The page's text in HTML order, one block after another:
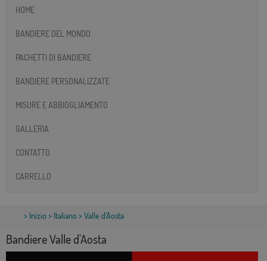
HOME
BANDIERE DEL MONDO
PACHETTI DI BANDIERE
BANDIERE PERSONALIZZATE
MISURE E ABBIGGLIAMENTO
GALLERIA
CONTATTO
CARRELLO
> Inizio > Italiano > Valle d'Aosta
Bandiere Valle d'Aosta